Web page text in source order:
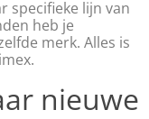
specifieke lijn van
heb je
merk. Alles is
nieuwe